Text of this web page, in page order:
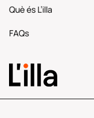
Què és L’illa
FAQs